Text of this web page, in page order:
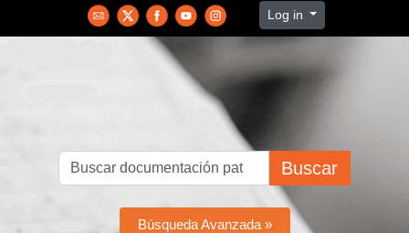
Log in
Buscar
Búsqueda Avanzada »